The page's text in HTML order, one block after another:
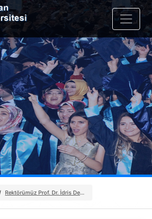
Rektörümüz Prof. Dr. İdris Demir'den Anneler Günü Mesajı